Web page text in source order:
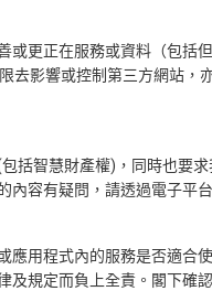
或更正在服務或資料（包括
去影響或控制第三方網站
括智慧財產權)，同時也要
內容有疑問，請透過電子平
應用程式內的服務是否適合
及規定而負上全責。閣下確